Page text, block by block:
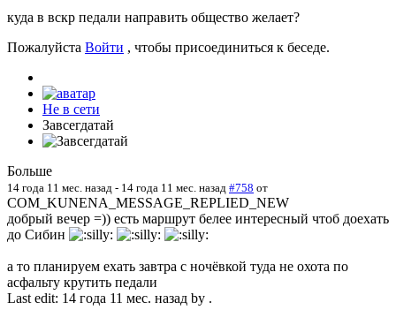
куда в вскр педали направить общество желает?
Пожалуйста Войти , чтобы присоединиться к беседе.
Не в сети
Завсегдатай
Больше
14 года 11 мес. назад - 14 года 11 мес. назад #758 от
COM_KUNENA_MESSAGE_REPLIED_NEW
добрый вечер =)) есть маршрут белее интересный чтоб доехать
до Сибин
а то планируем ехать завтра с ночёвкой туда не охота по
асфальту крутить педали
Last edit: 14 года 11 мес. назад by .